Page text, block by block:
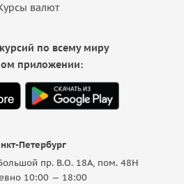
валют
Петербург
пр. В.О. 18A, пом. 48Н
10:00 — 18:00
по всему миру
приложении: